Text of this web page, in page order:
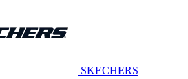
SKECHERS